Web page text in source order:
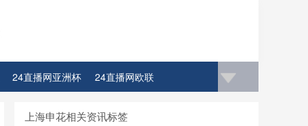
24直播网亚洲杯 24直播网欧联
上海申花相关资讯标签